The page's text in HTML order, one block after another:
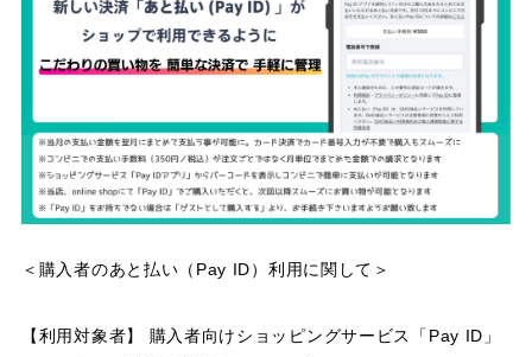
＜購入者のあと払い（Pay ID）利用に関して＞
【利用対象者】 購入者向けショッピングサービス「Pay ID」